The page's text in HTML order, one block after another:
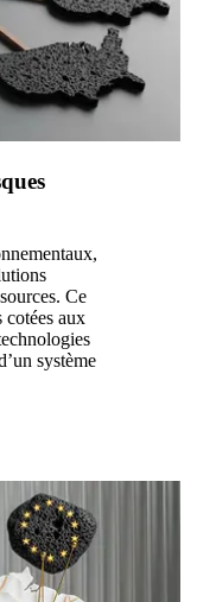
Ce
cotées aux
système